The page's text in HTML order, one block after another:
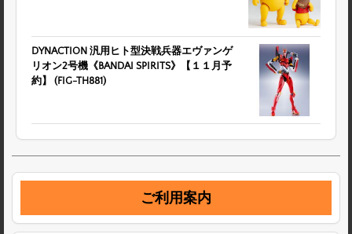
DYNACTION 汎用ヒト型決戦兵器エヴァンゲ
リオン2号機《BANDAI SPIRITS》【１１月予
約】 (FIG-TH881)
ご利用案内